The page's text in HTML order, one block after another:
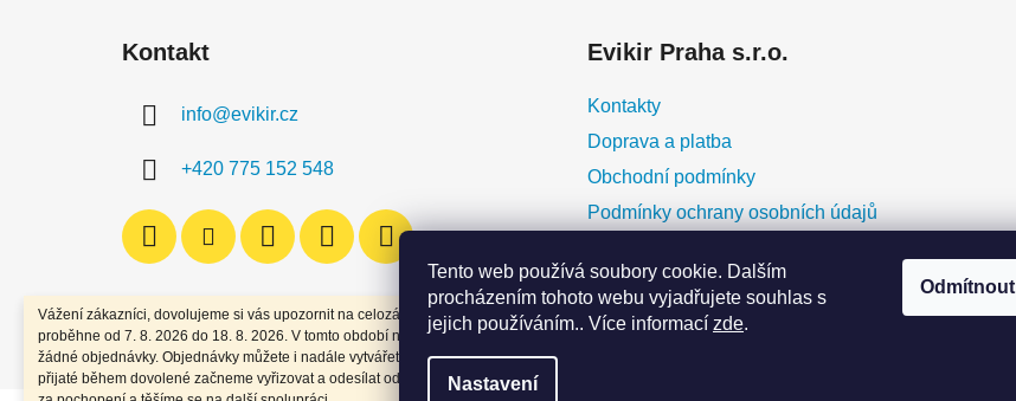
Tento web používá soubory cookie. Dalším
procházením tohoto webu vyjadřujete souhlas s
jejich používáním.. Více informací zde.
Nastavení
Odmítnout
Vážení zákazníci, dovolujeme si vás upozornit na celozávodní dovolenou, která
proběhne od 7. 8. 2026 do 18. 8. 2026. V tomto období nebudou expedovány
žádné objednávky. Objednávky můžete i nadále vytvářet. Všechny objednávky
přijaté během dovolené začneme vyřizovat a odesílat od 19. 8. 2026. Děkujeme
Kontakt
info@evikir.cz
+420 775 152 548
Evikir Praha s.r.o.
Kontakty
Doprava a platba
Obchodní podmínky
Podmínky ochrany osobních údajů
Blog
Moje objednávka